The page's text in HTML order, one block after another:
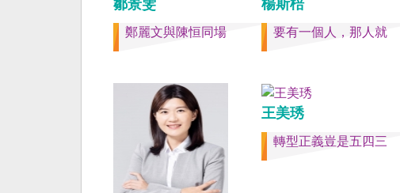
域環抱，是島嶼國度不是大陸國
家。 一九四五年八一五，台灣人
在祖國的迷惘與迷障中做了錯誤
的選擇，不只造成台灣集體命運
分裂。民主化後的台灣，要走向
新歷史，珍惜台灣自己的條件，
好好建構我們尚未正常化的國
家。台灣是小而美、豐裕而堅
強，在太平洋西南海域，一個閃
鄒景雯
鄭麗文與陳恒同場
楊斯棓
要有一個人，那人就
王美琇
轉型正義豈是五四三